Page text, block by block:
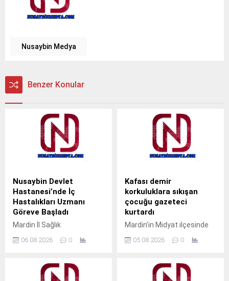
Nusaybin Medya
Benzer Konular
Nusaybin Devlet
Hastanesi’nde İç
Hastalıkları Uzmanı
Göreve Başladı
Mardin İl Sağlık
Devlet Hastanesi’nde İç
Ali Yiğit hasta kabulüne
başladı. Muayene olmak
06.08.2026 0
Kafası demir
korkuluklara sıkışan
çocuğu gazeteci
kurtardı
Mardin’in Midyat ilçesinde
korkulukları arasına kafası
Ahmet Akkuş’un
müdahalesiyle kurtarıldı.
05.08.2026 0